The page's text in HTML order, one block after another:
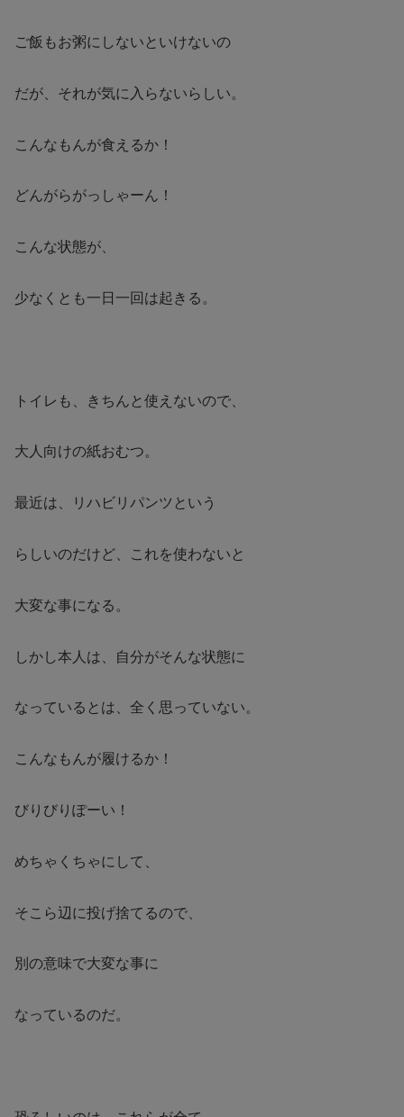
ご飯もお粥にしないといけないの
だが、それが気に入らないらしい。
こんなもんが食えるか！
どんがらがっしゃーん！
こんな状態が、
少なくとも一日一回は起きる。
トイレも、きちんと使えないので、
大人向けの紙おむつ。
最近は、リハビリパンツという
らしいのだけど、これを使わないと
大変な事になる。
しかし本人は、自分がそんな状態に
なっているとは、全く思っていない。
こんなもんが履けるか！
びりびりぽーい！
めちゃくちゃにして、
そこら辺に投げ捨てるので、
別の意味で大変な事に
なっているのだ。